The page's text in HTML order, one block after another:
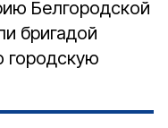
Белгородской
бригадой
городскую